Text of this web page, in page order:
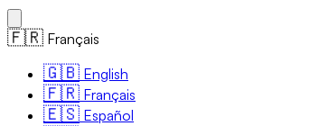
🇫🇷 Français
🇬🇧 English
🇫🇷 Français
🇪🇸 Español